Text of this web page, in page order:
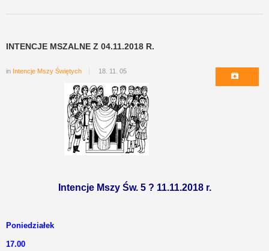
INTENCJE MSZALNE Z 04.11.2018 R.
in Intencje Mszy Świętych 18. 11. 05
Intencje Mszy Św. 5 ? 11.11.2018 r.
Poniedziałek
17.00